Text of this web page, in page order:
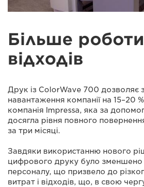
Більше
відходів
Друк із ColorWave 700 дозволяє
навантаження компанії на 15–20
компанія Impressa, яка за
досягла рівня повного
за три місяці.
Завдяки використанню нового
цифрового друку було зменшено
персоналу, що призвело до
витрат і відходів, що, в свою